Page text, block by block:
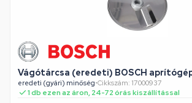
Vágótárcsa (eredeti) BOSCH
eredeti (gyári) minőség•Cikkszám: 17000937
1 db ezen az áron, 24-72 órás kiszállítással